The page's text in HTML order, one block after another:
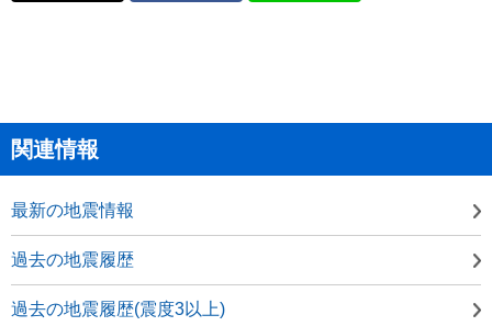
関連情報
最新の地震情報
過去の地震履歴
過去の地震履歴(震度3以上)